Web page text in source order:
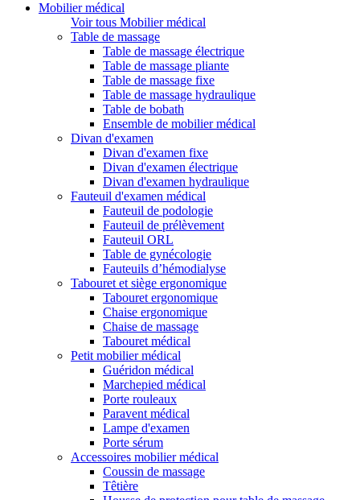
Mobilier médical
Voir tous Mobilier médical
Table de massage
Table de massage électrique
Table de massage pliante
Table de massage fixe
Table de massage hydraulique
Table de bobath
Ensemble de mobilier médical
Divan d'examen
Divan d'examen fixe
Divan d'examen électrique
Divan d'examen hydraulique
Fauteuil d'examen médical
Fauteuil de podologie
Fauteuil de prélèvement
Fauteuil ORL
Table de gynécologie
Fauteuils d’hémodialyse
Tabouret et siège ergonomique
Tabouret ergonomique
Chaise ergonomique
Chaise de massage
Tabouret médical
Petit mobilier médical
Guéridon médical
Marchepied médical
Porte rouleaux
Paravent médical
Lampe d'examen
Porte sérum
Accessoires mobilier médical
Coussin de massage
Têtière